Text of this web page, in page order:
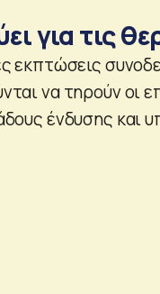
για τις
εκπτώσεις
να τηρούν οι
ένδυσης και